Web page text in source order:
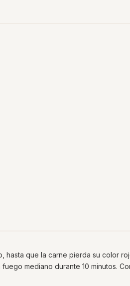
que la carne pierda su color
mediano durante 10 minutos.